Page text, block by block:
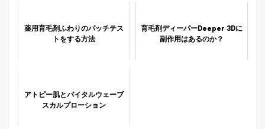
薬用育毛剤ふわりのパッチテス
トをする方法
育毛剤ディーパーDeeper 3Dに
副作用はあるのか？
アトピー肌とバイタルウェーブ
スカルプローション